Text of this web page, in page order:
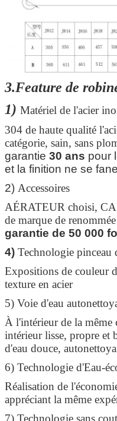
3.Feature de
1) Matériel de l'acier
304 de haute qualité
catégorie, sain, sans
garantie 30 ans pour
et la finition ne se
2) Accessoires
AÉRATEUR choisi,
de marque de
garantie de 50 000
4) Technologie pinceau
Expositions de couleur
texture en acier
5) Voie d'eau
À l'intérieur de la même
intérieur lisse, propre et
d'eau douce,
6) Technologie d'Eau-
Réalisation de
appréciant la même
7) Technologie sans